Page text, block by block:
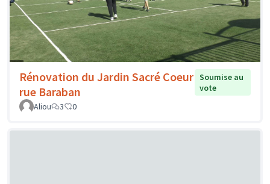
Rénovation du Jardin Sacré Coeur
rue Baraban
Soumise au
vote
Aliou
3 0